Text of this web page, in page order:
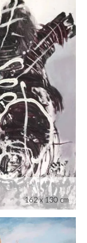
162 x 130 cm